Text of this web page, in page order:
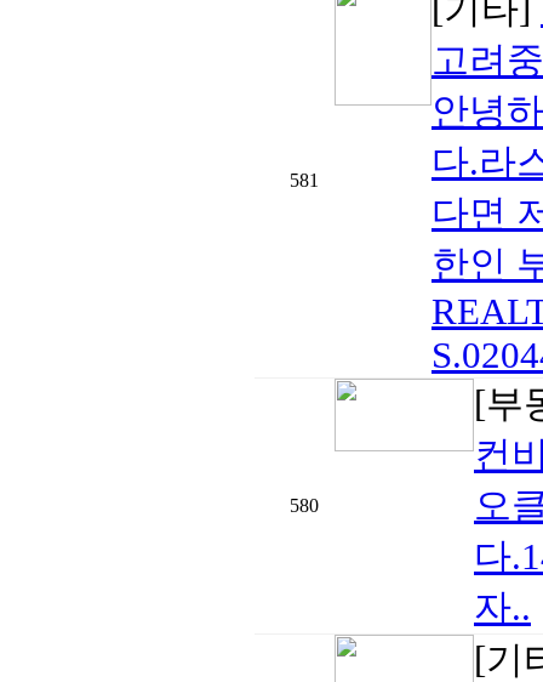
581
[기타]
고려
안녕
다.라
다면
한인
580
[부
컨
오
다
자..
[기